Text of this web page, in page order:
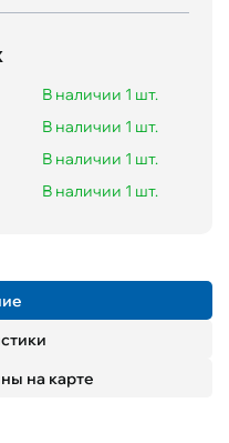
В наличии 1 шт.
В наличии 1 шт.
В наличии 1 шт.
В наличии 1 шт.
на карте